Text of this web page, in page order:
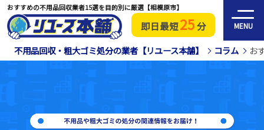
即日最短25分 MENU
おすすめの不用品回収業者15選を目的別に厳選【相模原市】
不用品回収・粗大ゴミ処分の業者【リユース本舗】 コラム お